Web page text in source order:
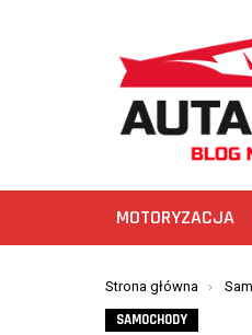
MOTORYZACJA
You are here:
Strona główna
SAMOCHODY